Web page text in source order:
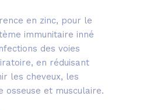
en zinc, pour le
immunitaire inné
des voies
en réduisant
les cheveux, les
osseuse et musculaire.